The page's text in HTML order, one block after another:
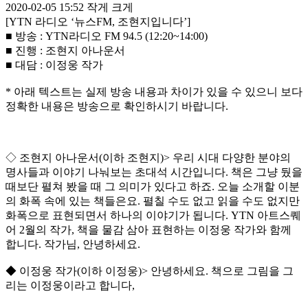
2020-02-05 15:52 작게
크게
[YTN 라디오 ‘뉴스FM, 조현지입니다’]
■ 방송 : YTN라디오 FM 94.5 (12:20~14:00)
■ 진행 : 조현지 아나운서
■ 대담 : 이정웅 작가
* 아래 텍스트는 실제 방송 내용과 차이가 있을 수 있으니 보다
정확한 내용은 방송으로 확인하시기 바랍니다.
◇ 조현지 아나운서(이하 조현지)> 우리 시대 다양한 분야의
명사들과 이야기 나눠보는 초대석 시간입니다. 책은 그냥 뒀을
때보단 펼쳐 봤을 때 그 의미가 있다고 하죠. 오늘 소개할 이분
의 화폭 속에 있는 책들은요. 펼칠 수도 없고 읽을 수도 없지만
화폭으로 표현되면서 하나의 이야기가 됩니다. YTN 아트스퀘
어 2월의 작가, 책을 물감 삼아 표현하는 이정웅 작가와 함께
합니다. 작가님, 안녕하세요.
◆ 이정웅 작가(이하 이정웅)> 안녕하세요. 책으로 그림을 그
리는 이정웅이라고 합니다,